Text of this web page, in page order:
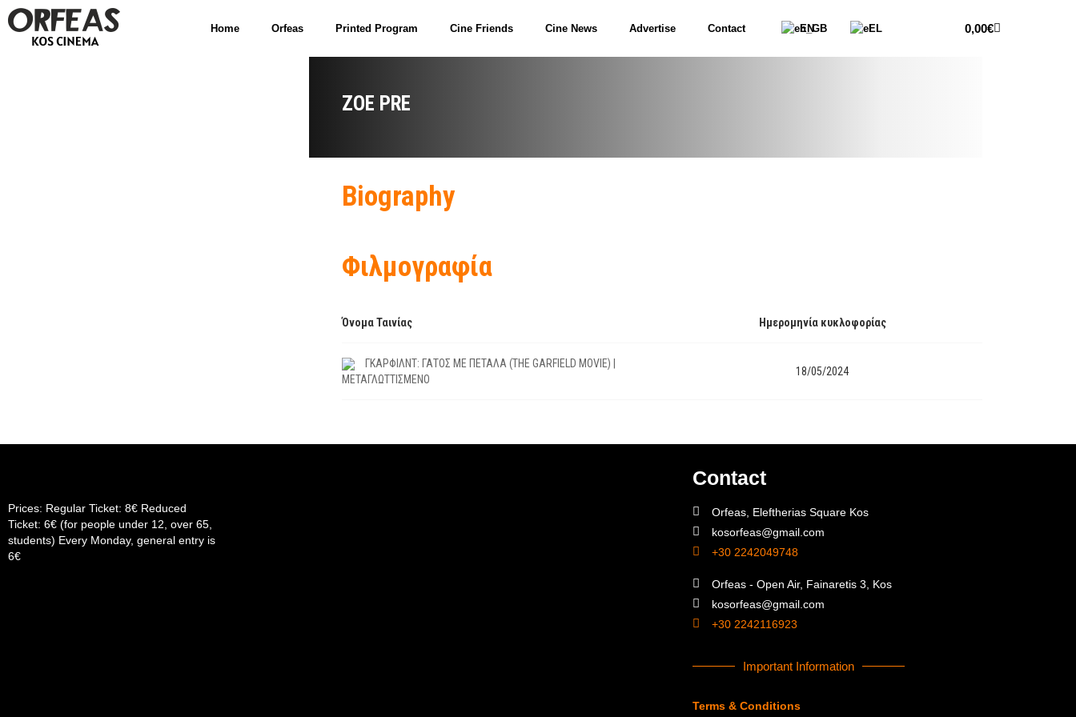
Home Orfeas Printed Program Cine Friends Cine News Advertise Contact EN EL 0,00€
ZOE PRE
Biography
Φιλμογραφία
Όνομα Ταινίας Ημερομηνία κυκλοφορίας
ΓΚΑΡΦΙΛΝΤ: ΓΑΤΟΣ ΜΕ ΠΕΤΑΛΑ (THE GARFIELD MOVIE) |
ΜΕΤΑΓΛΩΤΤΙΣΜΕΝΟ
18/05/2024
Prices: Regular Ticket: 8€ Reduced
Ticket: 6€ (for people under 12, over 65,
students) Every Monday, general entry is
6€
Contact
Orfeas, Eleftherias Square Kos
kosorfeas@gmail.com
+30 2242049748
Orfeas - Open Air, Fainaretis 3, Kos
kosorfeas@gmail.com
+30 2242116923
Important Information
Terms & Conditions